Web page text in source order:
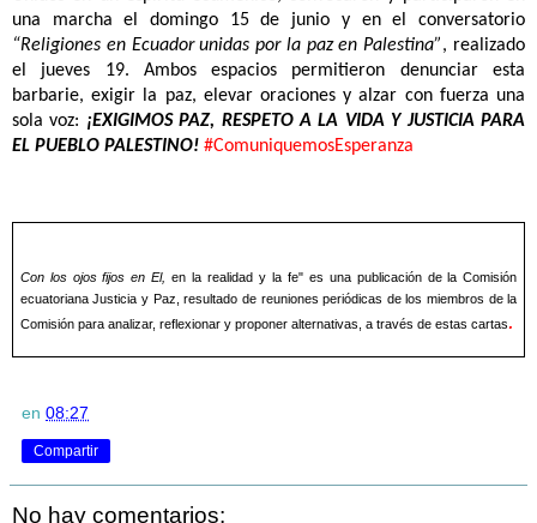
una marcha el domingo 15 de junio y en el conversatorio
“Religiones en Ecuador unidas por la paz en Palestina”, realizado
el jueves 19. Ambos espacios permitieron denunciar esta
barbarie, exigir la paz, elevar oraciones y alzar con fuerza una
sola voz: ¡EXIGIMOS PAZ, RESPETO A LA VIDA Y JUSTICIA PARA
EL PUEBLO PALESTINO! #ComuniquemosEsperanza
Con los ojos fijos en El, en la realidad y la fe" es una publicación de la Comisión
ecuatoriana Justicia y Paz, resultado de reuniones periódicas de los miembros de la
Comisión para analizar, reflexionar y proponer alternativas, a través de estas cartas.
en 08:27
Compartir
No hay comentarios: